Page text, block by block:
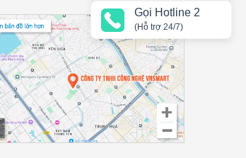
Gọi Hotline 2
(Hỗ trợ 24/7)